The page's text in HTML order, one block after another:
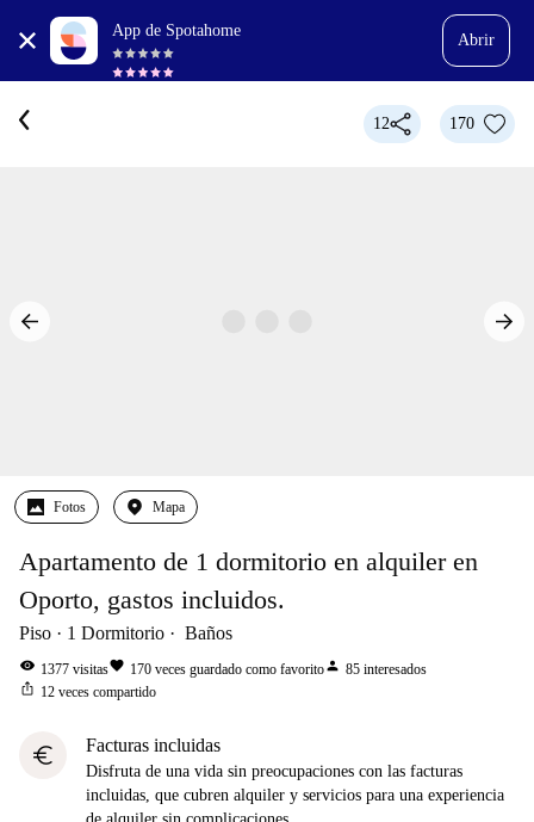
App de Spotahome
Abrir
12 170
Fotos Mapa
Apartamento de 1 dormitorio en alquiler en
Oporto, gastos incluidos.
Piso 1 Dormitorio Baños
visibility 1377 visitasfavorite 170 veces guardado como favoritoperson 85 interesados
ios_share 12 veces compartido
euro Facturas incluidas
Disfruta de una vida sin preocupaciones con las facturas
incluidas, que cubren alquiler y servicios para una experiencia